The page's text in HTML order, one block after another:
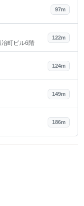
97m
町ビル6階
122m
124m
149m
186m